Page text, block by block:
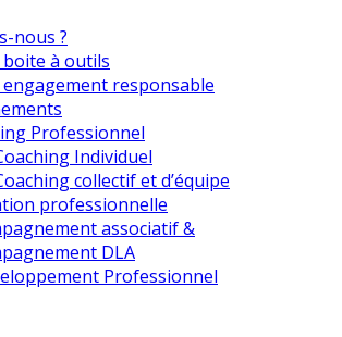
nous ?
à outils
responsable
Professionnel
Individuel
collectif et d’équipe
professionnelle
associatif &
DLA
Professionnel